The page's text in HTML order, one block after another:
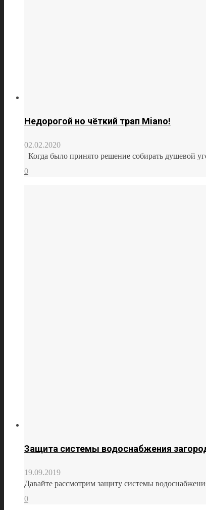
Недорогой но чёткий трап Miano!
02.02.2020
Когда было принято решение собирать душевой
0
Защита системы водоснабжения
19.09.2019
Давайте рассмотрим защиту системы
0